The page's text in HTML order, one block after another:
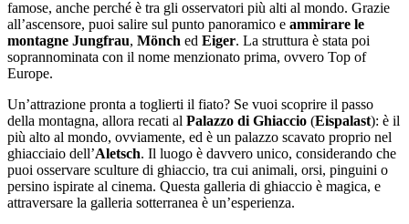
famose, anche perché è tra gli osservatori più alti al mondo. Grazie
all’ascensore, puoi salire sul punto panoramico e ammirare le
montagne Jungfrau, Mönch ed Eiger. La struttura è stata poi
soprannominata con il nome menzionato prima, ovvero Top of
Europe.
Un’attrazione pronta a toglierti il fiato? Se vuoi scoprire il passo
della montagna, allora recati al Palazzo di Ghiaccio (Eispalast): è il
più alto al mondo, ovviamente, ed è un palazzo scavato proprio nel
ghiacciaio dell’Aletsch. Il luogo è davvero unico, considerando che
puoi osservare sculture di ghiaccio, tra cui animali, orsi, pinguini o
persino ispirate al cinema. Questa galleria di ghiaccio è magica, e
attraversare la galleria sotterranea è un’esperienza.